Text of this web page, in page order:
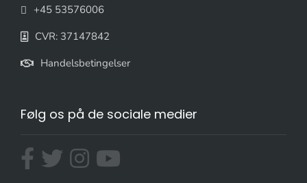
+45 53576006
CVR: 37147842
Handelsbetingelser
Følg os på de sociale medier